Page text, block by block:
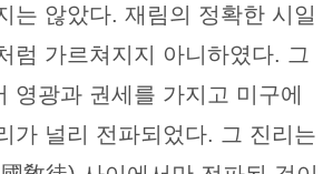
는 않았다. 재림의 정확한 시일
럼 가르쳐지지 아니하였다. 그
영광과 권세를 가지고 미구에
가 널리 전파되었다. 그 진리는